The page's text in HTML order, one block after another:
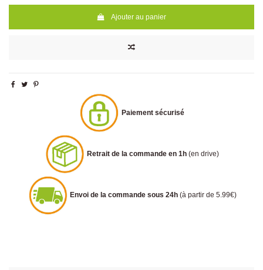
Ajouter au panier
Paiement sécurisé
Retrait de la commande en 1h (en drive)
Envoi de la commande sous 24h (à partir de 5.99€)